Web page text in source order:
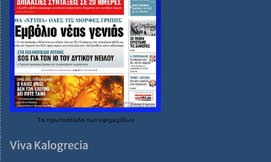
Τα πρωτοσέλιδα των εφημερίδων
Viva Kalogrecia